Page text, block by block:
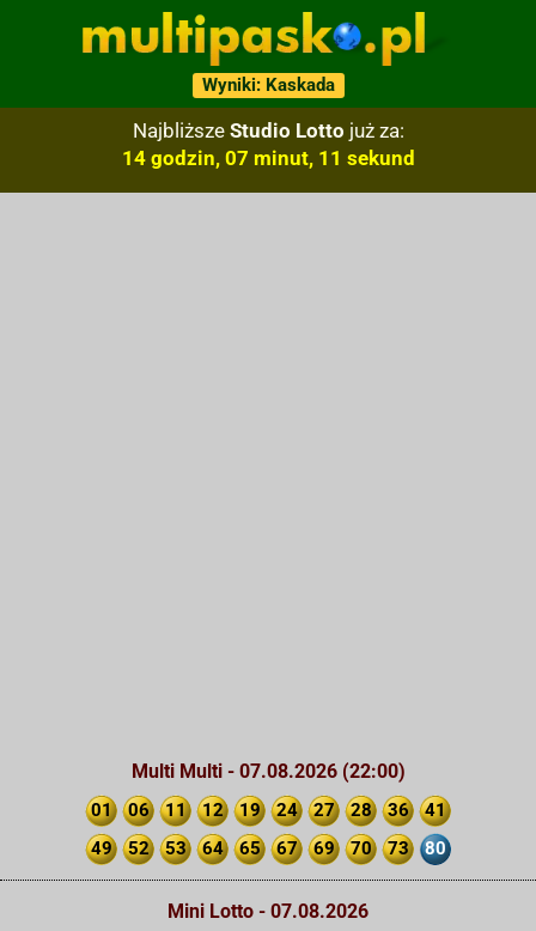
Wyniki: Kaskada
Najbliższe Studio Lotto już za:
14 godzin, 07 minut, 10 sekund
Multi Multi - 07.08.2026 (22:00)
01 06 11 12 19 24 27 28 36
41
49
52 53 64 65 67 69 70 73 80
Mini Lotto - 07.08.2026